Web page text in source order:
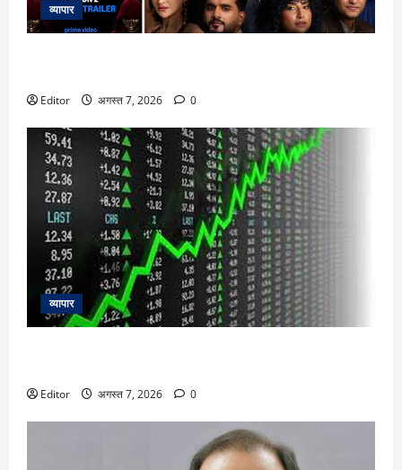
व्यापार
Editor अगस्त 7, 2026 0
व्यापार
Editor अगस्त 7, 2026 0